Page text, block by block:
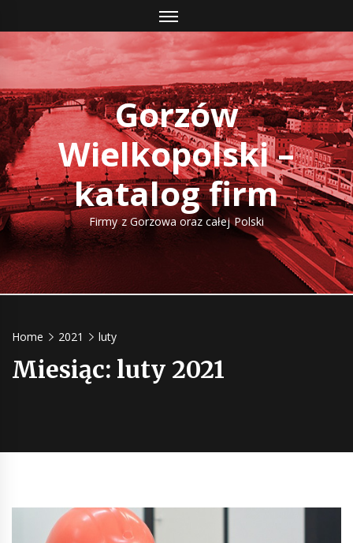
to
content
Gorzów
Wielkopolski –
katalog firm
Firmy z Gorzowa oraz całej Polski
Home 2021 luty
Miesiąc: luty 2021